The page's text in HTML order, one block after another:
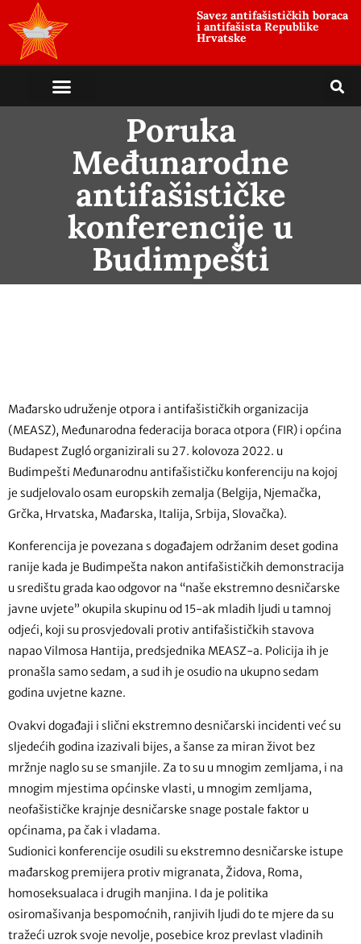
Savez antifašističkih boraca
i antifašista Republike
Hrvatske
Poruka
Međunarodne
antifašističke
konferencije u
Budimpešti
Mađarsko udruženje otpora i antifašističkih organizacija
(MEASZ), Međunarodna federacija boraca otpora (FIR) i općina
Budapest Zugló organizirali su 27. kolovoza 2022. u
Budimpešti Međunarodnu antifašističku konferenciju na kojoj
je sudjelovalo osam europskih zemalja (Belgija, Njemačka,
Grčka, Hrvatska, Mađarska, Italija, Srbija, Slovačka).
Konferencija je povezana s događajem održanim deset godina
ranije kada je Budimpešta nakon antifašističkih demonstracija
u središtu grada kao odgovor na “naše ekstremno desničarske
javne uvjete” okupila skupinu od 15-ak mladih ljudi u tamnoj
odjeći, koji su prosvjedovali protiv antifašističkih stavova
napao Vilmosa Hantija, predsjednika MEASZ-a. Policija ih je
pronašla samo sedam, a sud ih je osudio na ukupno sedam
godina uvjetne kazne.
Ovakvi događaji i slični ekstremno desničarski incidenti već su
sljedećih godina izazivali bijes, a šanse za miran život bez
mržnje naglo su se smanjile. Za to su u mnogim zemljama, i na
mnogim mjestima općinske vlasti, u mnogim zemljama,
neofašističke krajnje desničarske snage postale faktor u
općinama, pa čak i vladama.
Sudionici konferencije osudili su ekstremno desničarske istupe
mađarskog premijera protiv migranata, Židova, Roma,
homoseksualaca i drugih manjina. I da je politika
osiromašivanja bespomoćnih, ranjivih ljudi do te mjere da su
tražeći uzrok svoje nevolje, posebice kroz prevlast vladinih